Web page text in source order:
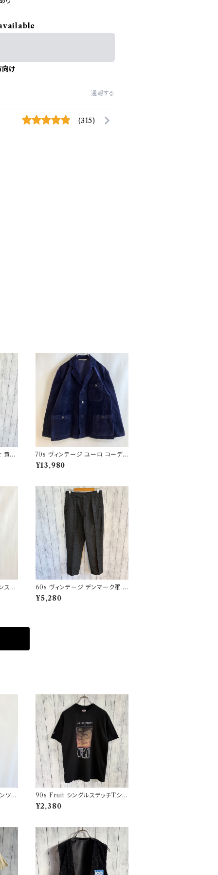
向け
通報する
(315)
黄タ
70s ヴィンテージ ユーロ コーデュ
ロイ セットアップ ビンテージ
¥13,980
ス軍
60s ヴィンテージ デンマーク軍 ウ
ールパンツ ミリタリーパンツ スラ
ックス
¥5,280
ツ
90s Fruit シングルステッチTシャ
ツ プリントT
¥2,380